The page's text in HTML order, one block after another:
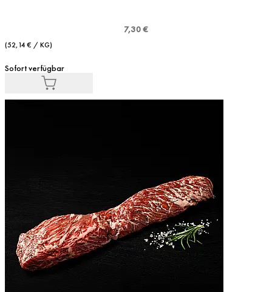
7,30 €
(52,14 € / KG)
Sofort verfügbar